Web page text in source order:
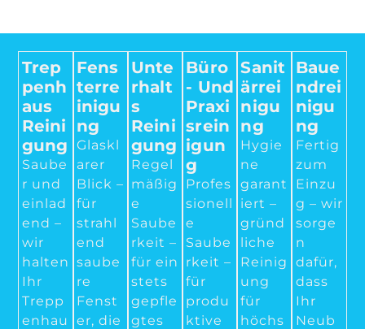
Trep
Penh
Aus
Reini
Gung
Saube
r und
einlad
end –
wir
halten
Ihr
Trepp
enhau
Fens
Terre
Inigu
Ng
Glaskl
arer
Blick –
für
strahl
end
saube
re
Fenst
er, die
Unte
Rhalt
S
Reini
Gung
Regel
mäßig
e
Saube
rkeit –
für ein
stets
gepfle
gtes
Büro
- Und
Praxi
Srein
Igun
G
Profes
sionell
e
Saube
rkeit –
für
produ
ktive
Sanit
Ärrei
Nigu
Ng
Hygie
ne
garant
iert –
gründ
liche
Reinig
ung
für
höchs
Baue
Ndrei
Nigu
Ng
Fertig
zum
Einzu
g – wir
sorge
n
dafür,
dass
Ihr
Neub